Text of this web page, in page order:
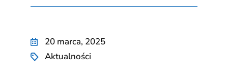
20 marca, 2025
Aktualności